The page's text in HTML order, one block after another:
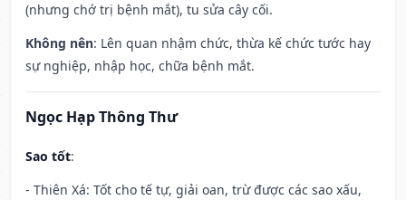
(nhưng chớ trị bệnh mắt), tu sửa cây cối.
Không nên: Lên quan nhậm chức, thừa kế chức tước hay
sự nghiệp, nhập học, chữa bệnh mắt.
Ngọc Hạp Thông Thư
Sao tốt:
- Thiên Xá: Tốt cho tế tự, giải oan, trừ được các sao xấu,